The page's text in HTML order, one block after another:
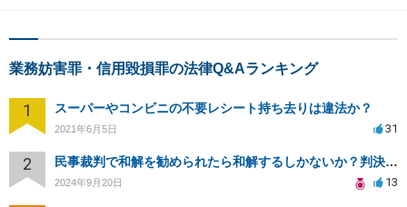
業務妨害罪・信用毀損罪の法律Q&Aランキング
1 スーパーやコンビニの不要レシート持ち去りは違法か？
2021年6月5日 31
2 民事裁判で和解を勧められたら和解するしかないか？判決で大きく結果が変わることはありますか？
2024年9月20日 13